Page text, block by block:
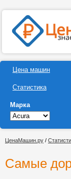
Цена машин
Статистика
Марка
ЦенаМашин.ру /
Самые